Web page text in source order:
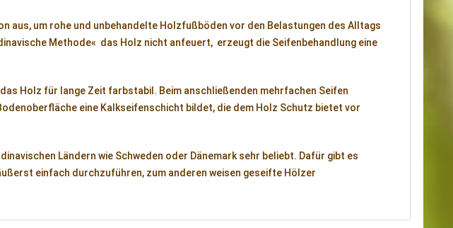
aus, um rohe und unbehandelte Holzfußböden vor den Belastungen des Alltags
Methode« das Holz nicht anfeuert, erzeugt die Seifenbehandlung eine
Holz für lange Zeit farbstabil. Beim anschließenden mehrfachen Seifen
eine Kalkseifenschicht bildet, die dem Holz Schutz bietet vor
Ländern wie Schweden oder Dänemark sehr beliebt. Dafür gibt es
einfach durchzuführen, zum anderen weisen geseifte Hölzer